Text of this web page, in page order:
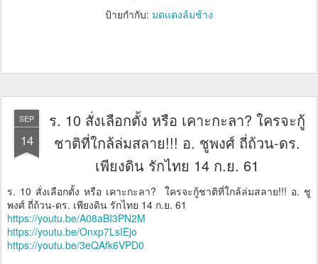
ป้ายกำกับ: มดแดงล้มช้าง
SEP
14
ร. 10 สั่งเลือกตั้ง หรือ เคาะกะลา? ใครจะกู้
ชาติที่ใกล้ล่มสลาย!!! อ. ชูพงศ์ ถี่ถ้วน-ดร.
เพียงดิน รักไทย 14 ก.ย. 61
ร. 10 สั่งเลือกตั้ง หรือ เคาะกะลา? ใครจะกู้ชาติที่ใกล้ล่มสลาย!!! อ. ชู
พงศ์ ถี่ถ้วน-ดร. เพียงดิน รักไทย 14 ก.ย. 61
https://youtu.be/A08aBI3PN2M
https://youtu.be/Onxp7LsIEjo
https://youtu.be/3eQAfk6VPD0